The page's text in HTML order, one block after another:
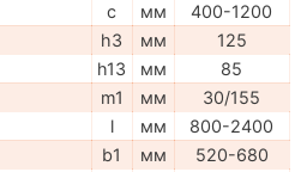
c мм
400-1200
h3 мм
125
h13 мм
85
m1 мм
30/155
l мм
800-2400
b1 мм
520-680